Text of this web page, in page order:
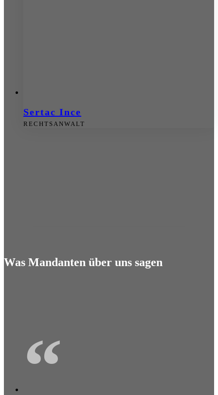
Sertac Ince
RECHTSANWALT
Was Mandanten über uns sagen
“